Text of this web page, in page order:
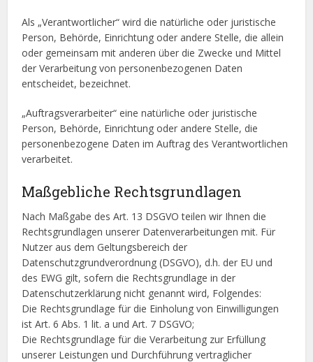
Als „Verantwortlicher“ wird die natürliche oder juristische
Person, Behörde, Einrichtung oder andere Stelle, die allein
oder gemeinsam mit anderen über die Zwecke und Mittel
der Verarbeitung von personenbezogenen Daten
entscheidet, bezeichnet.
„Auftragsverarbeiter“ eine natürliche oder juristische
Person, Behörde, Einrichtung oder andere Stelle, die
personenbezogene Daten im Auftrag des Verantwortlichen
verarbeitet.
Maßgebliche Rechtsgrundlagen
Nach Maßgabe des Art. 13 DSGVO teilen wir Ihnen die
Rechtsgrundlagen unserer Datenverarbeitungen mit. Für
Nutzer aus dem Geltungsbereich der
Datenschutzgrundverordnung (DSGVO), d.h. der EU und
des EWG gilt, sofern die Rechtsgrundlage in der
Datenschutzerklärung nicht genannt wird, Folgendes:
Die Rechtsgrundlage für die Einholung von Einwilligungen
ist Art. 6 Abs. 1 lit. a und Art. 7 DSGVO;
Die Rechtsgrundlage für die Verarbeitung zur Erfüllung
unserer Leistungen und Durchführung vertraglicher